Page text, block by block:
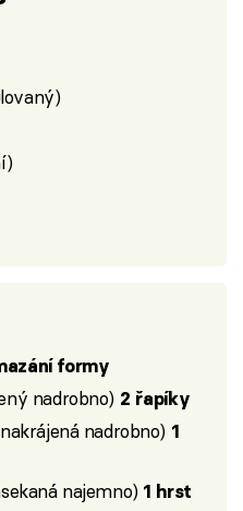
formy
nadrobno) 2 řapíky
nadrobno) 1
najemno) 1 hrst